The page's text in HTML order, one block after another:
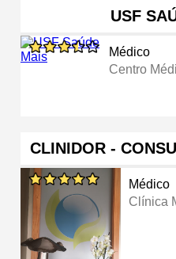
USF
Médico
Centro
CLINIDOR -
Médico
Clínica